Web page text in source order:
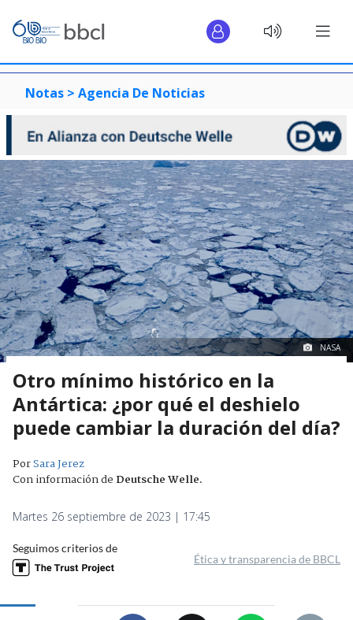
Notas > Agencia De Noticias
NASA
Otro mínimo histórico en la
Antártica: ¿por qué el deshielo
puede cambiar la duración del día?
PorSara Jerez
Con información de Deutsche Welle.
Martes 26 septiembre de 2023 | 17:45
Seguimos criterios de
Ética y transparencia de BBCL